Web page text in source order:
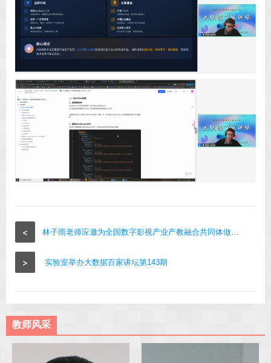
<
> 实验室举办大数据百家讲坛第143期
教师风采